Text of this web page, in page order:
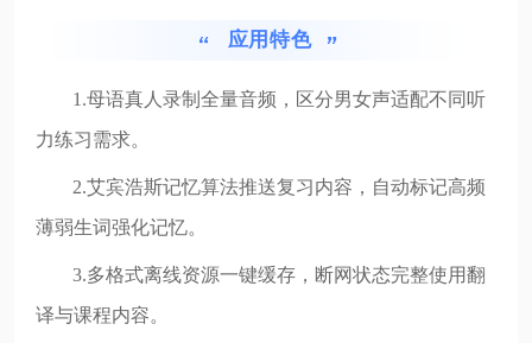
应用特色
1.母语真人录制全量音频，区分男女声适配不同听
力练习需求。
2.艾宾浩斯记忆算法推送复习内容，自动标记高频
薄弱生词强化记忆。
3.多格式离线资源一键缓存，断网状态完整使用翻
译与课程内容。